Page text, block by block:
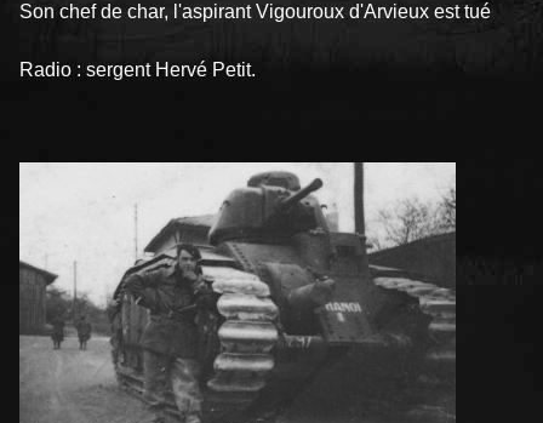
Son chef de char, l'aspirant Vigouroux d'Arvieux est tué
Radio : sergent Hervé Petit.